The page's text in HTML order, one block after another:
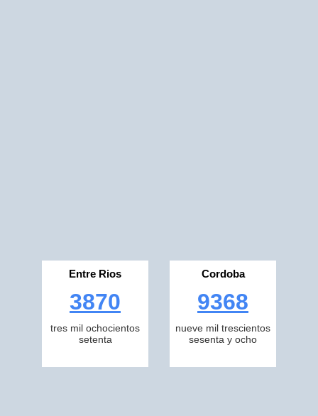
Entre Rios
3870
tres mil ochocientos
setenta
Cordoba
9368
nueve mil trescientos
sesenta y ocho